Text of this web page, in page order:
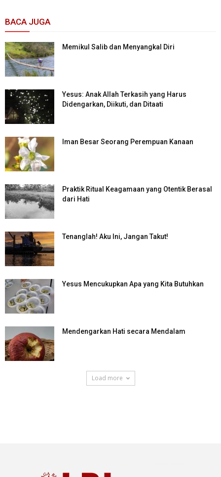
BACA JUGA
Memikul Salib dan Menyangkal Diri
Yesus: Anak Allah Terkasih yang Harus
Didengarkan, Diikuti, dan Ditaati
Iman Besar Seorang Perempuan Kanaan
Praktik Ritual Keagamaan yang Otentik Berasal
dari Hati
Tenanglah! Aku Ini, Jangan Takut!
Yesus Mencukupkan Apa yang Kita Butuhkan
Mendengarkan Hati secara Mendalam
Load more